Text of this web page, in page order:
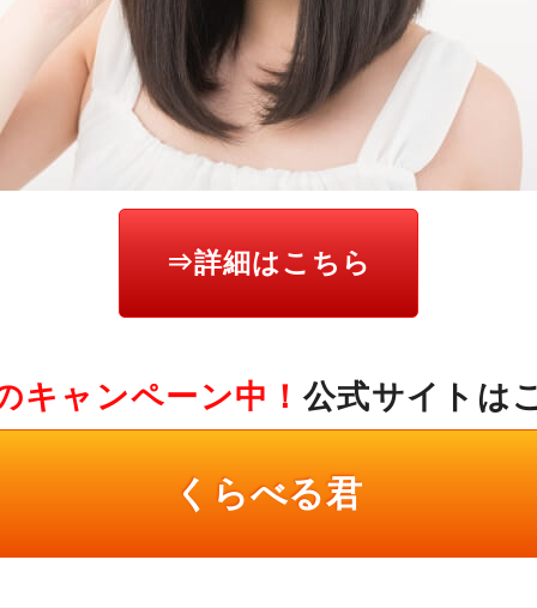
⇒詳細はこちら
キャンペーン中！ 公式サイトは
くらべる君